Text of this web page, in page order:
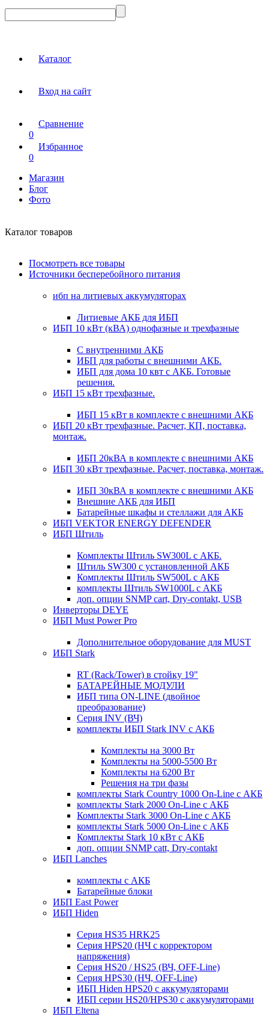
Каталог
Вход на сайт
Сравнение
0
Избранное
0
Магазин
Блог
Фото
Каталог товаров
Посмотреть все товары
Источники бесперебойного питания
ибп на литиевых аккумуляторах
Литиевые АКБ для ИБП
ИБП 10 кВт (кВА) однофазные и трехфазные
С внутренними АКБ
ИБП для работы с внешними АКБ.
ИБП для дома 10 квт с АКБ. Готовые
решения.
ИБП 15 кВт трехфазные.
ИБП 15 кВт в комплекте с внешними АКБ
ИБП 20 кВт трехфазные. Расчет, КП, поставка,
монтаж.
ИБП 20кВА в комплекте с внешними АКБ
ИБП 30 кВт трехфазные. Расчет, поставка, монтаж.
ИБП 30кВА в комплекте с внешними АКБ
Внешние АКБ для ИБП
Батарейные шкафы и стеллажи для АКБ
ИБП VEKTOR ENERGY DEFENDER
ИБП Штиль
Комплекты Штиль SW300L с АКБ.
Штиль SW300 с установленной АКБ
Комплекты Штиль SW500L с АКБ
комплекты Штиль SW1000L с АКБ
доп. опции SNMP cart, Dry-contakt, USB
Инверторы DEYE
ИБП Must Power Pro
Дополнительное оборудование для MUST
ИБП Stark
RT (Rack/Tower) в стойку 19"
БАТАРЕЙНЫЕ МОДУЛИ
ИБП типа ON-LINE (двойное
преобразование)
Серия INV (ВЧ)
комплекты ИБП Stark INV с АКБ
Комплекты на 3000 Вт
Комплекты на 5000-5500 Вт
Комплекты на 6200 Вт
Решения на три фазы
комплекты Stark Country 1000 On-Line с АКБ
комплекты Stark 2000 On-Line с АКБ
Комплекты Stark 3000 On-Line с АКБ
комплекты Stark 5000 On-Line с АКБ
Комплекты Stark 10 кВт с АКБ
доп. опции SNMP catt, Dry-contakt
ИБП Lanches
комплекты с АКБ
Батарейные блоки
ИБП East Power
ИБП Hiden
Серия HS35 HRK25
Серия HPS20 (НЧ с корректором
напряжения)
Серия HS20 / HS25 (ВЧ, OFF-Line)
Серия HPS30 (НЧ, OFF-Line)
ИБП Hiden HPS20 с аккумуляторами
ИБП серии HS20/HPS30 с аккумуляторами
ИБП Eltena